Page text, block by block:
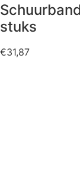
stuks
€31,87